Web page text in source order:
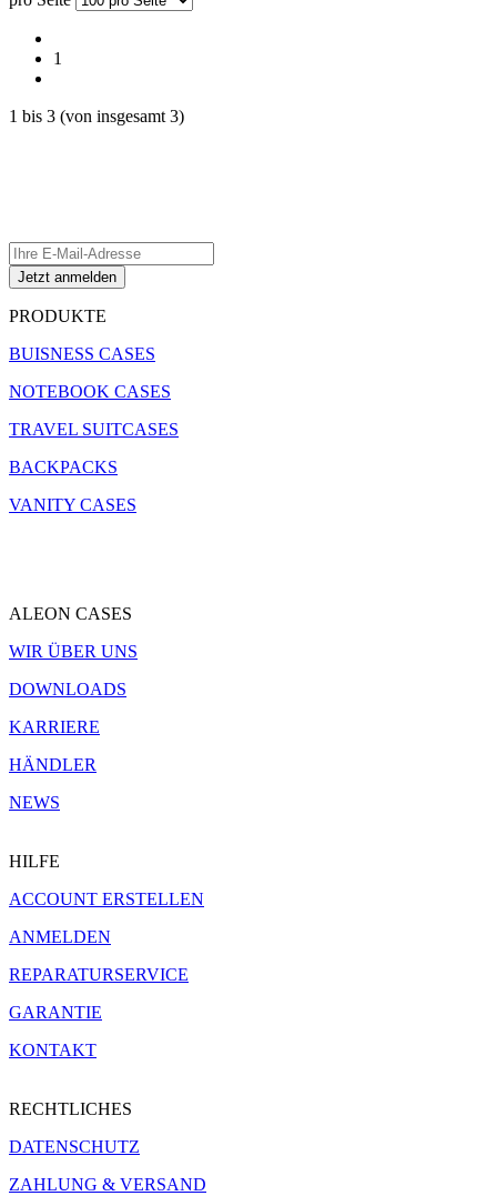
1
1 bis 3 (von insgesamt 3)
PRODUKTE
BUISNESS CASES
NOTEBOOK CASES
TRAVEL SUITCASES
BACKPACKS
VANITY CASES
ALEON CASES
WIR ÜBER UNS
DOWNLOADS
KARRIERE
HÄNDLER
NEWS
HILFE
ACCOUNT ERSTELLEN
ANMELDEN
REPARATURSERVICE
GARANTIE
KONTAKT
RECHTLICHES
DATENSCHUTZ
ZAHLUNG & VERSAND